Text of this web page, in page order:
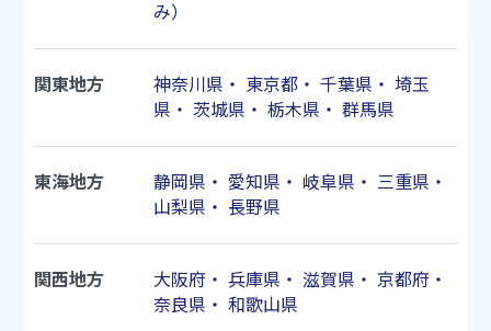
み）
関東地方 神奈川県 ・ 東京都・ 千葉県 ・ 埼玉
県 ・ 茨城県 ・ 栃木県 ・ 群馬県
東海地方 静岡県 ・ 愛知県 ・ 岐阜県 ・ 三重県 ・
山梨県 ・ 長野県
関西地方 大阪府 ・ 兵庫県 ・ 滋賀県 ・ 京都府 ・
奈良県 ・ 和歌山県